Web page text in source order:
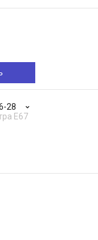
28
Е67